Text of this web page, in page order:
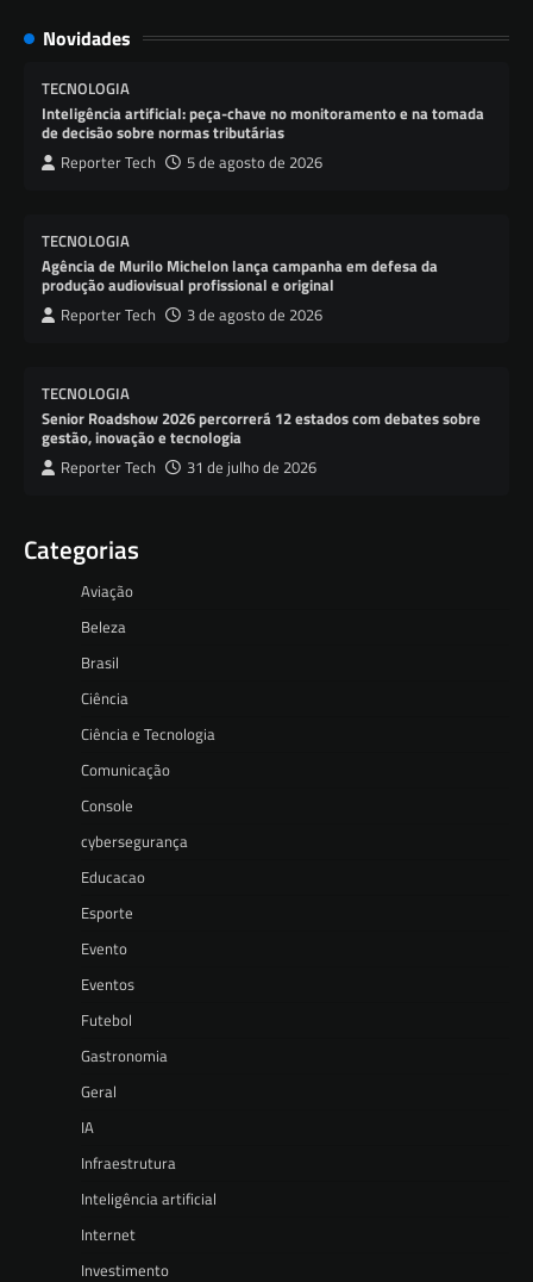
Novidades
TECNOLOGIA
Inteligência artificial: peça-chave no monitoramento e na tomada
de decisão sobre normas tributárias
Reporter Tech 5 de agosto de 2026
TECNOLOGIA
Agência de Murilo Michelon lança campanha em defesa da
produção audiovisual profissional e original
Reporter Tech 3 de agosto de 2026
TECNOLOGIA
Senior Roadshow 2026 percorrerá 12 estados com debates sobre
gestão, inovação e tecnologia
Reporter Tech 31 de julho de 2026
Categorias
Aviação
Beleza
Brasil
Ciência
Ciência e Tecnologia
Comunicação
Console
cybersegurança
Educacao
Esporte
Evento
Eventos
Futebol
Gastronomia
Geral
IA
Infraestrutura
Inteligência artificial
Internet
Investimento